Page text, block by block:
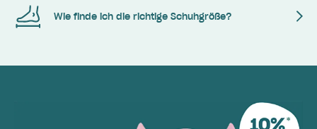
Wie finde ich die richtige Schuhgröße?